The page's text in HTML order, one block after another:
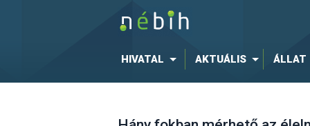
HIVATAL AKTUÁLIS ÁLLAT